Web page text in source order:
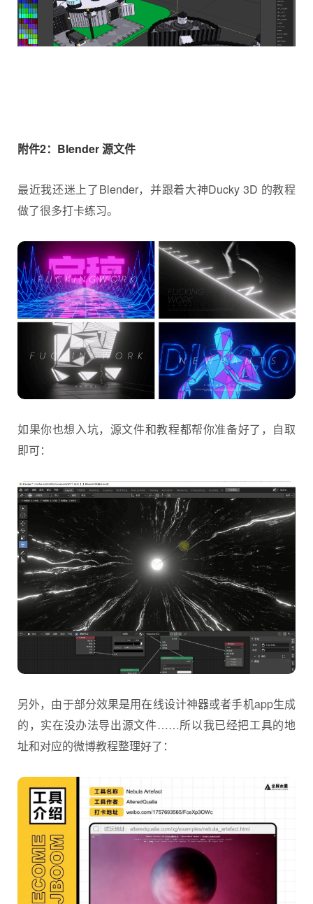
附件2：Blender 源文件
最近我还迷上了Blender，并跟着大神Ducky 3D 的教程
做了很多打卡练习。
如果你也想入坑，源文件和教程都帮你准备好了，自取
即可：
另外，由于部分效果是用在线设计神器或者手机app生成
的，实在没办法导出源文件……所以我已经把工具的地
址和对应的微博教程整理好了：